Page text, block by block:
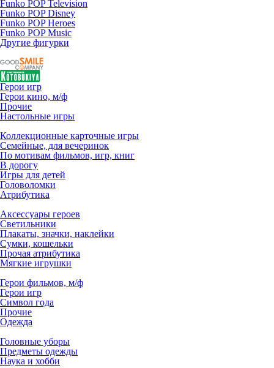
Funko POP Television
Funko POP Disney
Funko POP Heroes
Funko POP Music
Другие фигурки
Герои игр
Герои кино, м/ф
Прочие
Настольные игры
Коллекционные карточные игры
Семейные, для вечеринок
По мотивам фильмов, игр, книг
В дорогу
Игры для детей
Головоломки
Атрибутика
Аксессуары героев
Светильники
Плакаты, значки, наклейки
Сумки, кошельки
Прочая атрибутика
Мягкие игрушки
Герои фильмов, м/ф
Герои игр
Символ года
Прочие
Одежда
Головные уборы
Предметы одежды
Наука и хобби